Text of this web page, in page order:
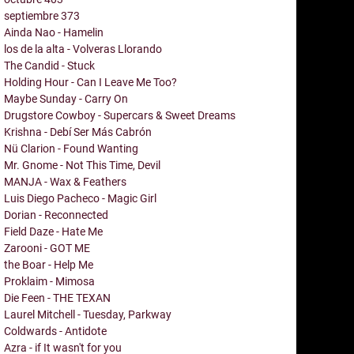
septiembre373
Ainda Nao - Hamelin
los de la alta - Volveras Llorando
The Candid - Stuck
Holding Hour - Can I Leave Me Too?
Maybe Sunday - Carry On
Drugstore Cowboy - Supercars & Sweet Dreams
Krishna - Debí Ser Más Cabrón
Nü Clarion - Found Wanting
Mr. Gnome - Not This Time, Devil
MANJA - Wax & Feathers
Luis Diego Pacheco - Magic Girl
Dorian - Reconnected
Field Daze - Hate Me
Zarooni - GOT ME
the Boar - Help Me
Proklaim - Mimosa
Die Feen - THE TEXAN
Laurel Mitchell - Tuesday, Parkway
Coldwards - Antidote
Azra - if It wasn't for you